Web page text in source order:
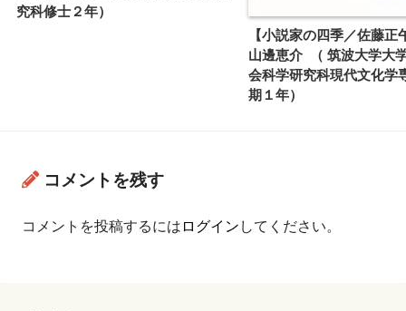
究科修士２年）
【小説家の四季／佐藤正
山邊恵介 （ 筑波大学大
会科学研究科現代文化学
期１年）
コメントを残す
コメントを投稿するには ログイン してください。